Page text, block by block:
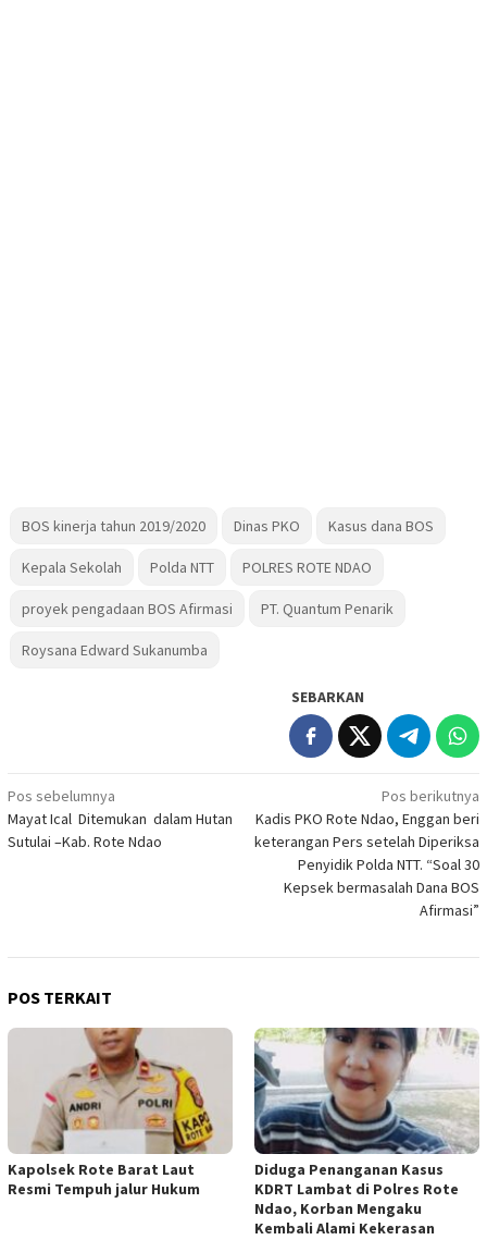
BOS kinerja tahun 2019/2020 Dinas PKO Kasus dana BOS
Kepala Sekolah Polda NTT POLRES ROTE NDAO
proyek pengadaan BOS Afirmasi PT. Quantum Penarik
Roysana Edward Sukanumba
SEBARKAN
Navigasi
pos
Pos sebelumnya
Mayat Ical Ditemukan dalam Hutan
Sutulai –Kab. Rote Ndao
Pos berikutnya
Kadis PKO Rote Ndao, Enggan beri
keterangan Pers setelah Diperiksa
Penyidik Polda NTT. “Soal 30
Kepsek bermasalah Dana BOS
Afirmasi”
POS TERKAIT
Kapolsek Rote Barat Laut
Resmi Tempuh jalur Hukum
Diduga Penanganan Kasus
KDRT Lambat di Polres Rote
Ndao, Korban Mengaku
Kembali Alami Kekerasan